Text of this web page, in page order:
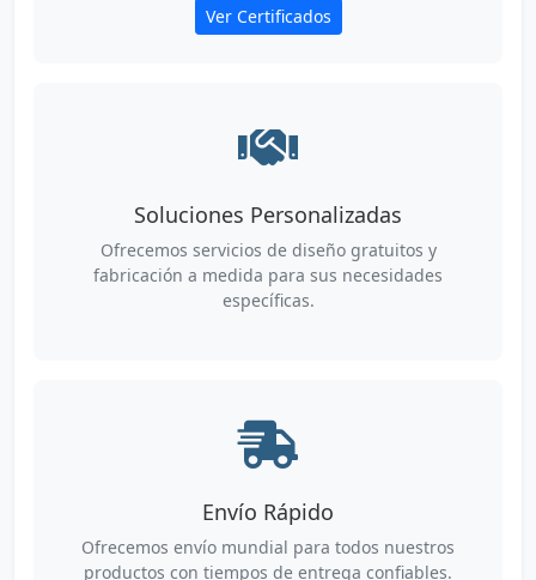
Ver Certificados
Soluciones Personalizadas
Ofrecemos servicios de diseño gratuitos y
fabricación a medida para sus necesidades
específicas.
Envío Rápido
Ofrecemos envío mundial para todos nuestros
productos con tiempos de entrega confiables.